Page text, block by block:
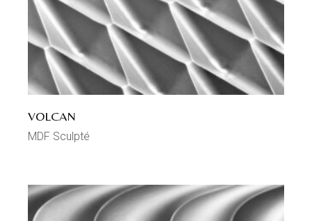
VOLCAN
MDF Sculpté